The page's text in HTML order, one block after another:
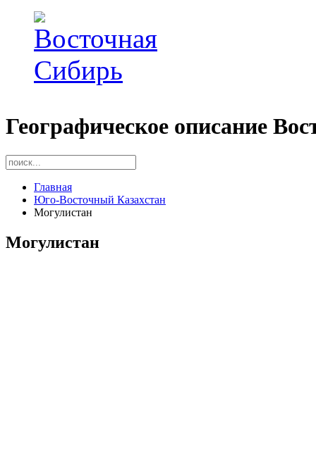
Географическое описание
Главная
Юго-Восточный Казахстан
Могулистан
Могулистан